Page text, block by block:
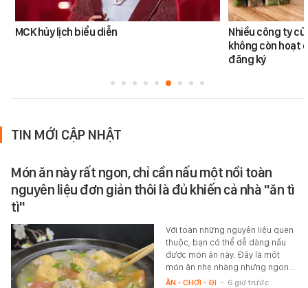
MCK hủy lịch biểu diễn
Nhiều công ty
không còn hoạt
đăng ký
TIN MỚI CẬP NHẬT
Món ăn này rất ngon, chỉ cần nấu một nồi toàn
nguyên liệu đơn giản thôi là đủ khiến cả nhà "ăn tì
tì"
Với toàn những nguyên liệu quen
thuộc, bạn có thể dễ dàng nấu
được món ăn này. Đây là một
món ăn nhẹ nhàng nhưng ngon…
ĂN - CHƠI - ĐI - 6 giờ trước